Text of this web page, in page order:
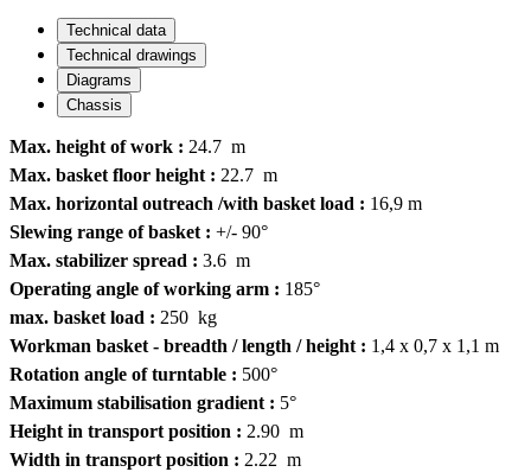
Technical data
Technical drawings
Diagrams
Chassis
Max. height of work : 24.7 m
Max. basket floor height : 22.7 m
Max. horizontal outreach /with basket load : 16,9 m
Slewing range of basket : +/- 90°
Max. stabilizer spread : 3.6 m
Operating angle of working arm : 185°
max. basket load : 250 kg
Workman basket - breadth / length / height : 1,4 x 0,7 x 1,1 m
Rotation angle of turntable : 500°
Maximum stabilisation gradient : 5°
Height in transport position : 2.90 m
Width in transport position : 2.22 m